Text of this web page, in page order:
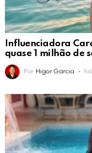
Influenciadora
quase 1 milhão de
Por Higor Garcia